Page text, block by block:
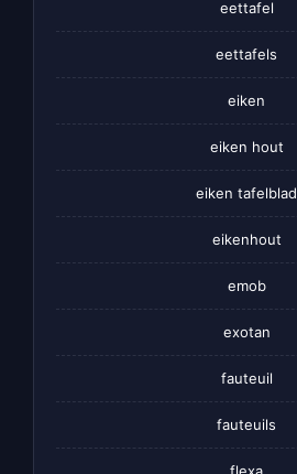
eettafel
eettafels
eiken
eiken hout
eiken tafelblad
eikenhout
emob
exotan
fauteuil
fauteuils